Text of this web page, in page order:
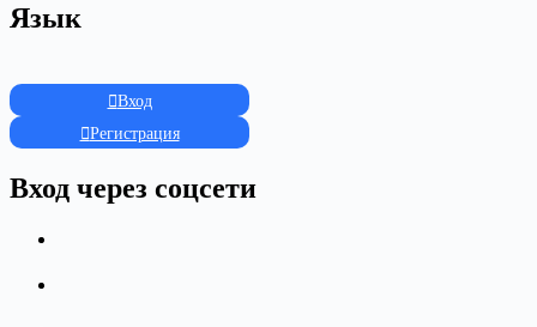
Язык
Вход
Регистрация
Вход через соцсети